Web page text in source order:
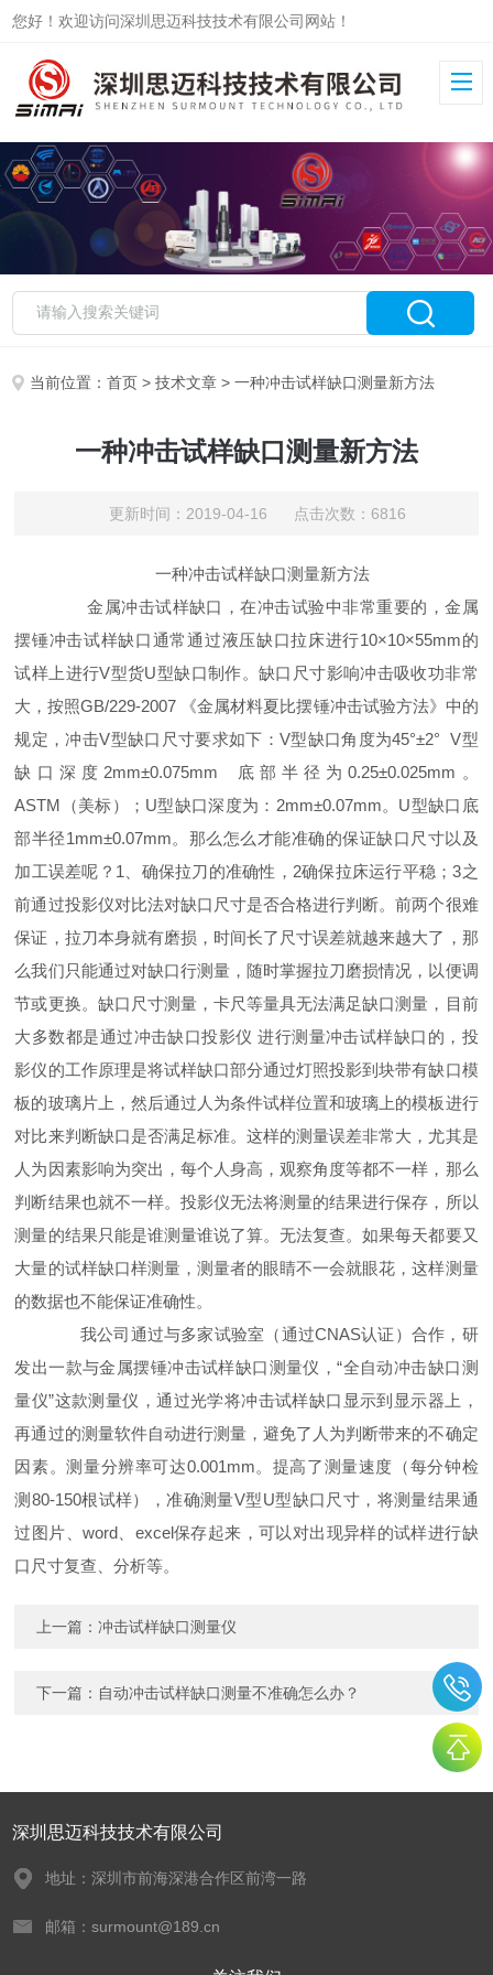
您好！欢迎访问深圳思迈科技技术有限公司网站！
当前位置：首页 >技术文章 > 一种冲击试样缺口测量新方法
一种冲击试样缺口测量新方法
更新时间：2019-04-16 点击次数：6816
一种冲击试样缺口测量新方法
金属冲击试样缺口，在冲击试验中非常重要的，金属
摆锤冲击试样缺口通常通过液压缺口拉床进行10×10×55mm的
试样上进行V型货U型缺口制作。缺口尺寸影响冲击吸收功非常
大，按照GB/229-2007 《金属材料夏比摆锤冲击试验方法》中的
规定，冲击V型缺口尺寸要求如下：V型缺口角度为45°±2° V型
缺口深度2mm±0.075mm 底部半径为0.25±0.025mm。
ASTM（美标）；U型缺口深度为：2mm±0.07mm。U型缺口底
部半径1mm±0.07mm。那么怎么才能准确的保证缺口尺寸以及
加工误差呢？1、确保拉刀的准确性，2确保拉床运行平稳；3之
前通过投影仪对比法对缺口尺寸是否合格进行判断。前两个很难
保证，拉刀本身就有磨损，时间长了尺寸误差就越来越大了，那
么我们只能通过对缺口行测量，随时掌握拉刀磨损情况，以便调
节或更换。缺口尺寸测量，卡尺等量具无法满足缺口测量，目前
大多数都是通过冲击缺口投影仪 进行测量冲击试样缺口的，投
影仪的工作原理是将试样缺口部分通过灯照投影到块带有缺口模
板的玻璃片上， 然后通过人为条件试样位置和玻璃上的模板进行
对比来判断缺口是否满足标准。这样的测量误差非常大，尤其是
人为因素影响为突出，每个人身高，观察角度等都不一样，那么
判断结果也就不一样。投影仪无法将测量的结果进行保存，所以
测量的结果只能是谁测量谁说了算。无法复查。如果每天都要又
大量的试样缺口样测量，测量者的眼睛不一会就眼花，这样测量
的数据也不能保证准确性。
我公司通过与多家试验室（通过CNAS认证）合作，研
发出一款与金属摆锤冲击试样缺口测量仪，“全自动冲击缺口测
量仪”这款测量仪，通过光学将冲击试样缺口显示到显示器上，
再通过的测量软件自动进行测量，避免了人为判断带来的不确定
因素。测量分辨率可达0.001mm。提高了测量速度（每分钟检
测80-150根试样），准确测量V型U型缺口尺寸，将测量结果通
过图片、word、excel保存起来，可以对出现异样的试样进行缺
口尺寸复查、分析等。
上一篇：冲击试样缺口测量仪
下一篇： 自动冲击试样缺口测量不准确怎么办？
深圳思迈科技技术有限公司
地址：深圳市前海深港合作区前湾一路
邮箱：surmount@189.cn